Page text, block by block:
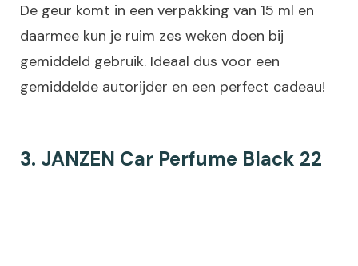
De geur komt in een verpakking van 15 ml en
daarmee kun je ruim zes weken doen bij
gemiddeld gebruik. Ideaal dus voor een
gemiddelde autorijder en een perfect cadeau!
3. JANZEN Car Perfume Black 22